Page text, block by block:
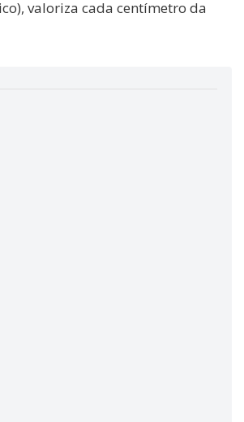
valoriza cada centímetro da